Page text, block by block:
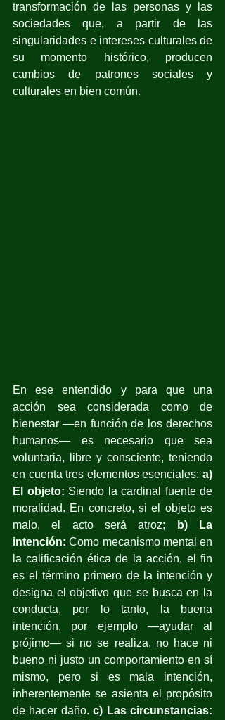
transformación de las personas y las
sociedades que, a partir de las
singularidades e intereses culturales de
su momento histórico, producen
cambios de patrones sociales y
culturales en bien común.
En ese entendido y para que una
acción sea considerada como de
bienestar —en función de los derechos
humanos— es necesario que sea
voluntaria, libre y consciente, teniendo
en cuenta tres elementos esenciales: a)
El objeto: Siendo la cardinal fuente de
moralidad. En concreto, si el objeto es
malo, el acto será atroz;
b) La
intención: Como mecanismo mental en
la calificación ética de la acción, el fin
es el término primero de la intención y
designa el objetivo que se busca en la
conducta, por lo tanto, la buena
intención, por ejemplo —ayudar al
prójimo— si no se realiza, no hace ni
bueno ni justo un comportamiento en sí
mismo, pero si es mala intención,
inherentemente se asienta el propósito
de hacer daño. c) Las circunstancias: